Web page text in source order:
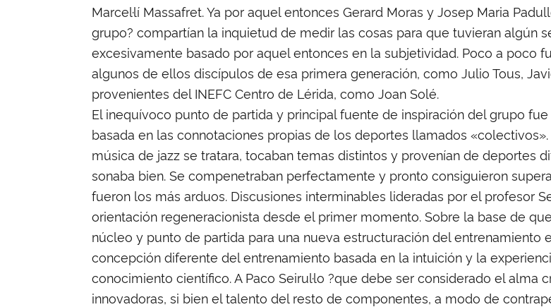
Marcel·lí Massafret. Ya por aquel entonces Gerard Moras y Josep Maria
grupo? compartían la inquietud de medir las cosas para que tuvieran algún
excesivamente basado por aquel entonces en la subjetividad. Poco a poco
algunos de ellos discípulos de esa primera generación, como Julio Tous,
provenientes del INEFC Centro de Lérida, como Joan Solé.
El inequívoco punto de partida y principal fuente de inspiración del grupo
basada en las connotaciones propias de los deportes llamados
música de jazz se tratara, tocaban temas distintos y provenían de deportes
sonaba bien. Se compenetraban perfectamente y pronto consiguieron
fueron los más arduos. Discusiones interminables lideradas por el profesor
orientación regeneracionista desde el primer momento. Sobre la base de
núcleo y punto de partida para una nueva estructuración del
concepción diferente del entrenamiento basada en la intuición y la
conocimiento científico. A Paco Seirul·lo ?que debe ser considerado el
innovadoras, si bien el talento del resto de componentes, a modo de